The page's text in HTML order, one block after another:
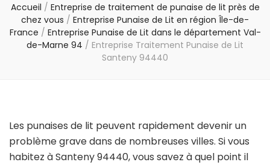
Accueil / Entreprise de traitement de punaise de lit près de
chez vous / Entreprise Punaise de Lit en région Île-de-
France / Entreprise Punaise de Lit dans le département Val-
de-Marne 94 / Entreprise Traitement Punaise de Lit
Santeny 94440
Les punaises de lit peuvent rapidement devenir un
problème grave dans de nombreuses villes. Si vous
habitez à Santeny 94440, vous savez à quel point il